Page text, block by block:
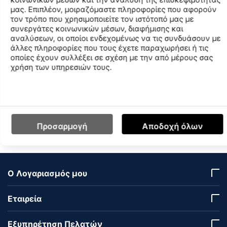
συνδυάζει ανθεκτικότητα και μοντέρνο σχεδιασμό,
καλύπτοντας τις ανάγκες κάθε παιδιού με στυλ. Είναι
ελαφρύ και ευέλικτο, δίνοντας την ελευθερία κινήσεων
που χρειάζονται τα παιδιά, ενώ παράλληλα προστατεύει
σωστά το πόδι. Ένα άνετο και ασφαλές μποτάκι για κάθε
μικρό εξερευνητή που δεν σταματά ποτέ να παίζει!
Διαθεσιμότητα Καταστημάτων
Ο Λογαριασμός μου
Εταιρεία
Εξυπηρέτηση Πελατών
μας. Επιπλέον, μοιραζόμαστε πληροφορίες που αφορούν
τον τρόπο που χρησιμοποιείτε τον ιστότοπό μας με
συνεργάτες κοινωνικών μέσων, διαφήμισης και
αναλύσεων, οι οποίοι ενδεχομένως να τις συνδυάσουν με
άλλες πληροφορίες που τους έχετε παραχωρήσει ή τις
οποίες έχουν συλλέξει σε σχέση με την από μέρους σας
χρήση των υπηρεσιών τους.
Προσαρμογή Αποδοχή όλων